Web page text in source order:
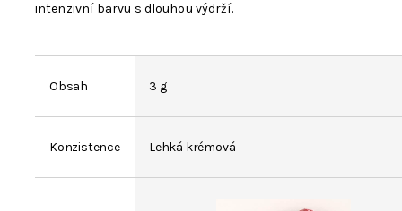
intenzivní barvu s dlouhou výdrží.
Obsah 3 g
Konzistence Lehká krémová